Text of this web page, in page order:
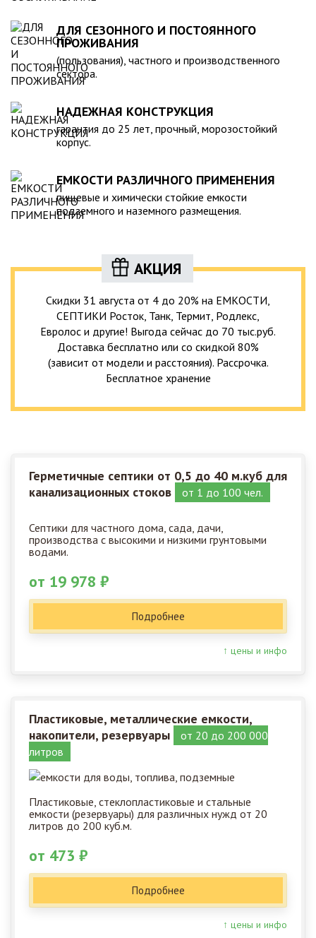
ДЛЯ СЕЗОННОГО И ПОСТОЯННОГО
ПРОЖИВАНИЯ
(пользования), частного и производственного
сектора.
НАДЕЖНАЯ КОНСТРУКЦИЯ
гарантия до 25 лет, прочный, морозостойкий
корпус.
ЕМКОСТИ РАЗЛИЧНОГО ПРИМЕНЕНИЯ
пищевые и химически стойкие емкости
подземного и наземного размещения.
АКЦИЯ
Скидки 31 августа от 4 до 20% на ЕМКОСТИ,
СЕПТИКИ Росток, Танк, Термит, Родлекс,
Евролос и другие! Выгода сейчас до 70 тыс.руб.
Доставка бесплатно или со скидкой 80%
(зависит от модели и расстояния). Рассрочка.
Бесплатное хранение
Герметичные септики от 0,5 до 40 м.куб для
канализационных стоков
от 1 до 100 чел.
Септики для частного дома, сада, дачи,
производства с высокими и низкими грунтовыми
водами.
от 19 978 ₽
Подробнее
↑ цены и инфо
Пластиковые, металлические емкости,
накопители, резервуары
от 20 до 200 000
литров
Пластиковые, стеклопластиковые и стальные
емкости (резервуары) для различных нужд от 20
литров до 200 куб.м.
от 473 ₽
Подробнее
↑ цены и инфо